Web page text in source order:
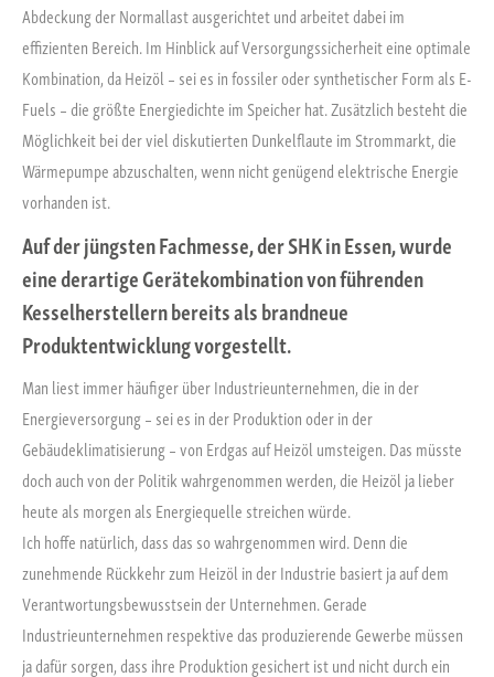
Abdeckung der Normallast ausgerichtet und arbeitet dabei im
effizienten Bereich. Im Hinblick auf Versorgungssicherheit eine optimale
Kombination, da Heizöl – sei es in fossiler oder synthetischer Form als E-
Fuels – die größte Energiedichte im Speicher hat. Zusätzlich besteht die
Möglichkeit bei der viel diskutierten Dunkelflaute im Strommarkt, die
Wärmepumpe abzuschalten, wenn nicht genügend elektrische Energie
vorhanden ist.
Auf der jüngsten Fachmesse, der SHK in Essen, wurde
eine derartige Gerätekombination von führenden
Kesselherstellern bereits als brandneue
Produktentwicklung vorgestellt.
Man liest immer häufiger über Industrieunternehmen, die in der
Energieversorgung – sei es in der Produktion oder in der
Gebäudeklimatisierung – von Erdgas auf Heizöl umsteigen. Das müsste
doch auch von der Politik wahrgenommen werden, die Heizöl ja lieber
heute als morgen als Energiequelle streichen würde.
Ich hoffe natürlich, dass das so wahrgenommen wird. Denn die
zunehmende Rückkehr zum Heizöl in der Industrie basiert ja auf dem
Verantwortungsbewusstsein der Unternehmen. Gerade
Industrieunternehmen respektive das produzierende Gewerbe müssen
ja dafür sorgen, dass ihre Produktion gesichert ist und nicht durch ein